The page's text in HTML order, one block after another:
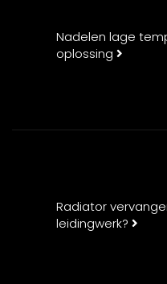
Nadelen lage
oplossing
Radiator
leidingwerk?